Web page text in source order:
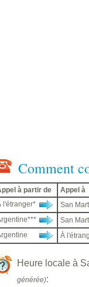
Comment
à partir de Appel à
l'étranger*
San
San
À
Heure locale à
générée):